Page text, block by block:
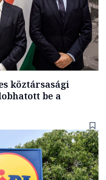
köztársasági
be a